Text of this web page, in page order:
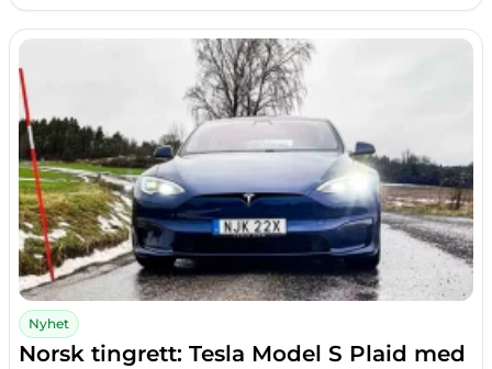
Nyhet
Norsk tingrett: Tesla Model S Plaid med